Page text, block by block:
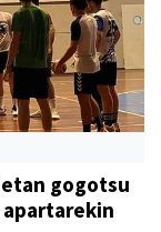
gogotsu